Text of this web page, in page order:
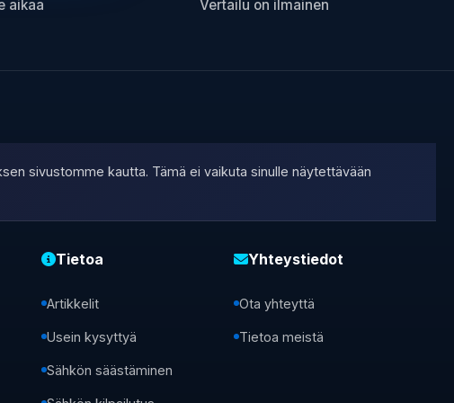
aikaa Vertailu on ilmainen
sivustomme kautta. Tämä ei vaikuta sinulle näytettävään
Tietoa
Artikkelit
Usein kysyttyä
Sähkön säästäminen
Yhteystiedot
Ota yhteyttä
Tietoa meistä